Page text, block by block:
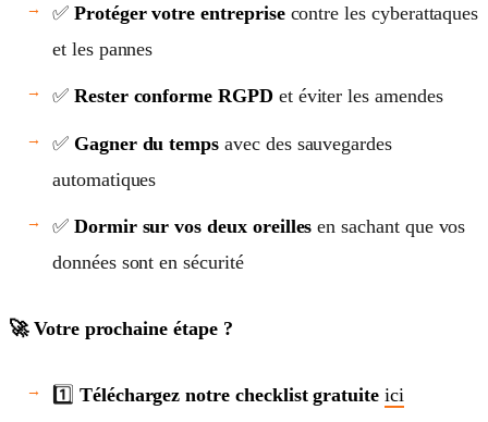
✅ Protéger votre entreprisecontre les cyberattaques
et les pannes
✅ Rester conforme RGPD et éviter les amendes
✅ Gagner du temps avec des sauvegardes
automatiques
✅ Dormir sur vos deux oreilles en sachant que vos
données sont en sécurité
🚀 Votre prochaine étape ?
1️⃣ Téléchargez notre checklist gratuite ici